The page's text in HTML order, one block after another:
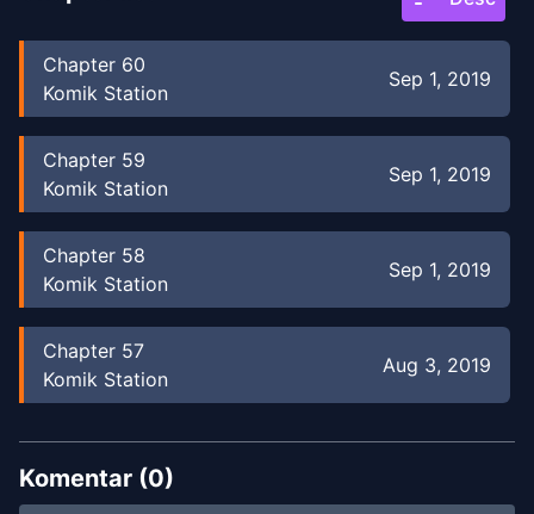
Chapter 60
Komik Station
Sep 1, 2019
Chapter 59
Komik Station
Sep 1, 2019
Chapter 58
Komik Station
Sep 1, 2019
Chapter 57
Komik Station
Aug 3, 2019
Chapter56
Komik Station
Komentar (0)